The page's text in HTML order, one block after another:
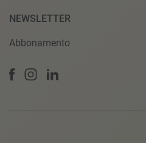
NEWSLETTER
Abbonamento